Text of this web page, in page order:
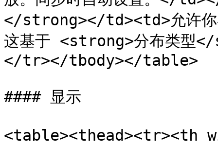
</strong></td><td>允许你
这基于 <strong>分布类型
</tr></tbody></table>
#### 显示
<table><thead><tr><th